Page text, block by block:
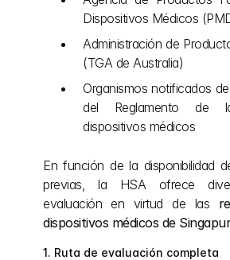
Dispositivos Médicos
Administración de
(TGA de Australia)
Organismos notificados
del Reglamento de
dispositivos médicos
En función de la disponibilidad
previas, la HSA ofrece
evaluación en virtud de las
dispositivos médicos de Singapur
1. Ruta de evaluación completa